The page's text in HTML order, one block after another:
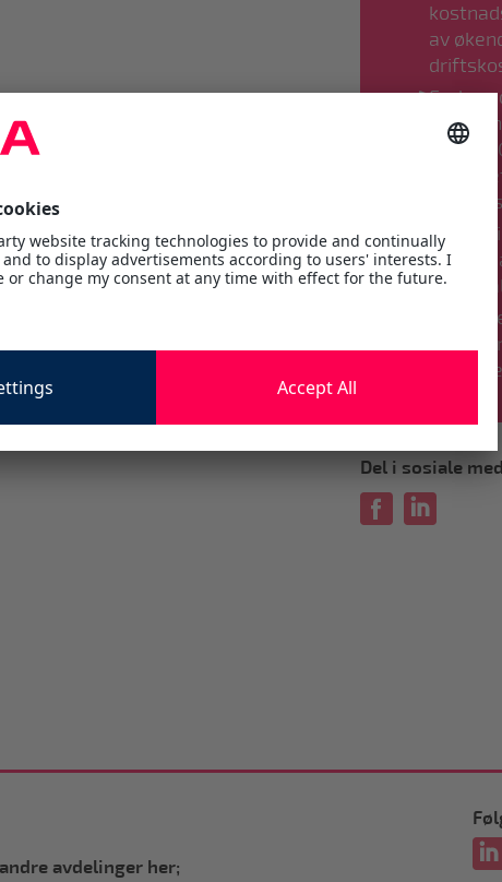
stengt:
av
Road i
om
til
Del i sosiale
avdelinger her;